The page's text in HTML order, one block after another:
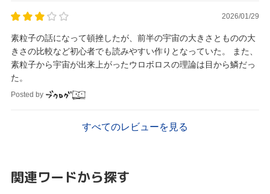
2026/01/29
素粒子の話になって頓挫したが、前半の宇宙の大きさとものの大
きさの比較など初心者でも読みやすい作りとなっていた。 また、
素粒子から宇宙が出来上がったウロボロスの理論は目から鱗だっ
た。
Posted by
すべてのレビューを見る
関連ワードから探す